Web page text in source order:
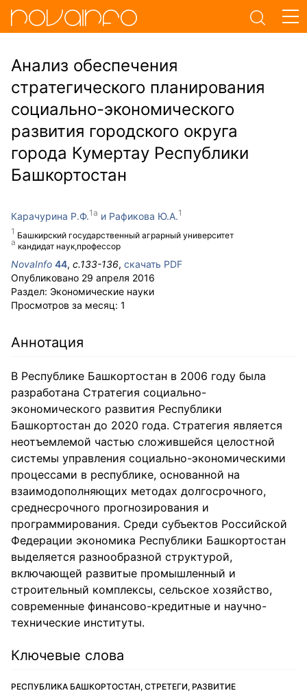
Анализ обеспечения
стратегического планирования
социально-экономического
развития городского округа
города Кумертау Республики
Башкортостан
Карачурина Р.Ф.
Башкирский государственный аграрный университет
кандидат наук,профессор
Рафикова Ю.А.
NovaInfo 44, с.133-136, скачать PDF
Опубликовано 29 апреля 2016
Раздел: Экономические науки
Просмотров за месяц: 1
Аннотация
В Республике Башкортостан в 2006 году была
разработана Стратегия социально-
экономического развития Республики
Башкортостан до 2020 года. Стратегия является
неотъемлемой частью сложившейся целостной
системы управления социально-экономическими
процессами в республике, основанной на
взаимодополняющих методах долгосрочного,
среднесрочного прогнозирования и
программирования. Среди субъектов Российской
Федерации экономика Республики Башкортостан
выделяется разнообразной структурой,
включающей развитые промышленный и
строительный комплексы, сельское хозяйство,
современные финансово-кредитные и научно-
технические институты.
Ключевые слова
РЕСПУБЛИКА БАШКОРТОСТАН, СТРЕТЕГИ, РАЗВИТИЕ